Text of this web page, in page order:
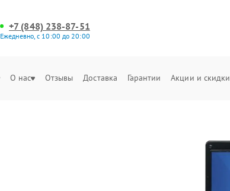
+7 (848) 238-87-51
Ежедневно, с 10:00 до 20:00
О нас Отзывы Доставка Гарантии Акции и скидки